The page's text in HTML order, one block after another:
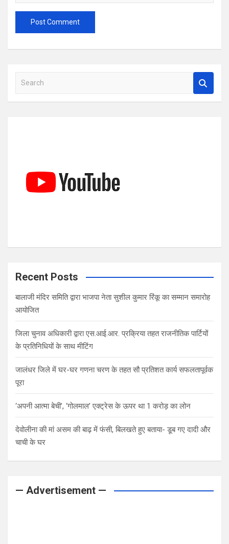
a
Recent Posts
बालाजी मंदिर समिति द्वारा भाजपा नेता सुशील कुमार रिंकू का सम्मान समारोह
आयोजित
जिला चुनाव अधिकारी द्वारा एस.आई.आर. प्रक्रिया तहत राजनीतिक पार्टियों
के प्रतिनिधियों के साथ मीटिंग
जालंधर जिले में घर-घर गणना चरण के तहत सौ प्रतिशत कार्य सफलतापूर्वक
पूरा
‘अपनी आत्मा बेची’, ‘गोलमाल’ एक्ट्रेस के ऊपर था 1 करोड़ का लोन
देवोलीना की मां असम की बाढ़ में फंसी, बिलखते हुए बताया- डूब गए दादी और
चाची के घर
— Advertisement —